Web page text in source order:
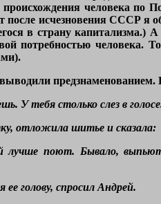
происхождения человека по
после исчезновения СССР
в страну капитализма.)
потребностью человека.
предзнаменованием.
У тебя столько слез в
отложила шитье и сказала:
поют. Бывало, выпьют
голову, спросил Андрей.